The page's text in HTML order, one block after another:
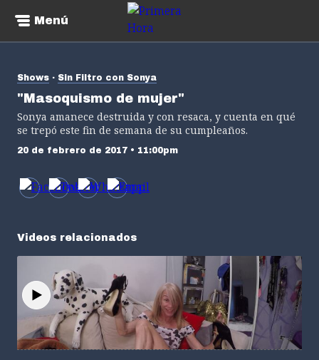
Menú
Shows Sin Filtro con Sonya
"Masoquismo de mujer"
Sonya amanece destruida y con resaca, y cuenta en qué
se trepó este fin de semana de su cumpleaños.
20 de febrero de 2017 • 11:00pm
Videos relacionados
Sin Filtro con Sonya
"Masoquismo de mujer"